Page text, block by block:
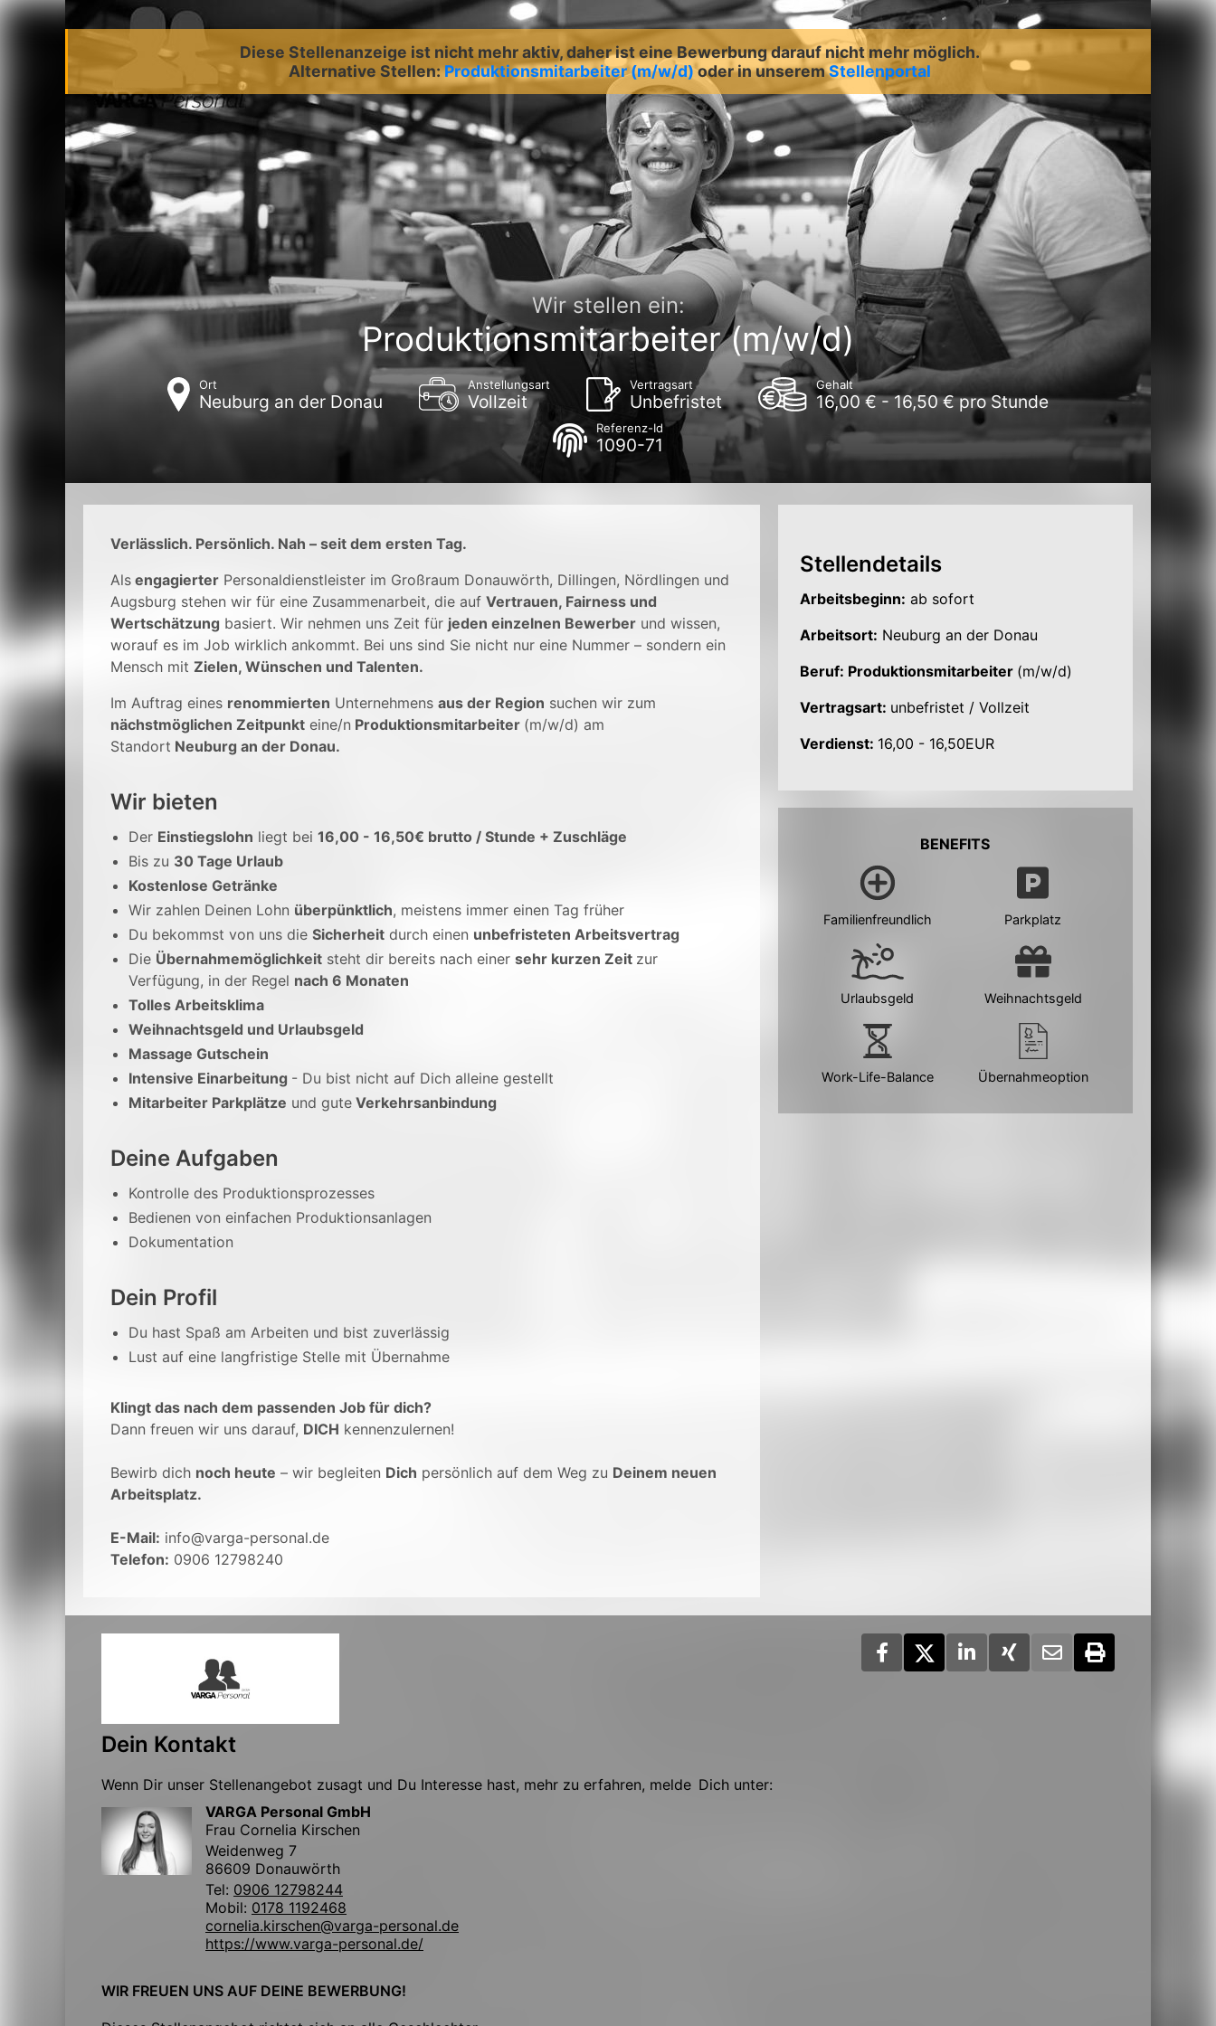
Diese Stellenanzeige ist nicht mehr aktiv, daher ist eine Bewerbung darauf nicht mehr möglich.
Alternative Stellen:Produktionsmitarbeiter (m/w/d) oder in unseremStellenportal
Wir stellen ein:
Produktionsmitarbeiter (m/w/d)
Ort
Neuburg an der Donau
Anstellungsart
Vollzeit
Vertragsart
Unbefristet
Gehalt
16,00 € - 16,50 € pro Stunde
Referenz-Id
1090-71
Verlässlich. Persönlich. Nah – seit dem ersten Tag.
Als engagierter Personaldienstleister im Großraum Donauwörth, Dillingen, Nördlingen und
Augsburg stehen wir für eine Zusammenarbeit, die auf Vertrauen, Fairness und
Wertschätzung basiert. Wir nehmen uns Zeit für jeden einzelnen Bewerber und wissen,
worauf es im Job wirklich ankommt. Bei uns sind Sie nicht nur eine Nummer – sondern ein
Mensch mit Zielen, Wünschen und Talenten.
Im Auftrag eines renommierten Unternehmens aus der Region suchen wir zum
nächstmöglichen Zeitpunkt eine/n Produktionsmitarbeiter (m/w/d) am
Standort Neuburg an der Donau.
Wir bieten
Der Einstiegslohn liegt bei 16,00 - 16,50€ brutto / Stunde + Zuschläge
Bis zu 30 Tage Urlaub
Kostenlose Getränke
Wir zahlen Deinen Lohn überpünktlich, meistens immer einen Tag früher
Du bekommst von uns die Sicherheit durch einen unbefristeten Arbeitsvertrag
Die Übernahmemöglichkeit steht dir bereits nach einer sehr kurzen Zeit zur
Verfügung, in der Regel nach 6 Monaten
Tolles Arbeitsklima
Weihnachtsgeld und Urlaubsgeld
Massage Gutschein
Intensive Einarbeitung - Du bist nicht auf Dich alleine gestellt
Mitarbeiter Parkplätze und gute Verkehrsanbindung
Deine Aufgaben
Kontrolle des Produktionsprozesses
Bedienen von einfachen Produktionsanlagen
Dokumentation
Dein Profil
Du hast Spaß am Arbeiten und bist zuverlässig
Lust auf eine langfristige Stelle mit Übernahme
Klingt das nach dem passenden Job für dich?
Dann freuen wir uns darauf, DICH kennenzulernen!
Bewirb dich noch heute – wir begleiten Dich persönlich auf dem Weg zu Deinem neuen
Arbeitsplatz.
E-Mail: info@varga-personal.de
Telefon: 0906 12798240
Stellendetails
Arbeitsbeginn: ab sofort
Arbeitsort: Neuburg an der Donau
Beruf: Produktionsmitarbeiter (m/w/d)
Vertragsart: unbefristet / Vollzeit
Verdienst: 16,00 - 16,50EUR
BENEFITS
Familienfreundlich Parkplatz
Urlaubsgeld Weihnachtsgeld
Work-Life-Balance Übernahmeoption
Dein Kontakt
Wenn Dir unser Stellenangebot zusagt und Du Interesse hast, mehr zu erfahren, melde Dich unter:
VARGA Personal GmbH
Frau Cornelia Kirschen
Weidenweg 7
86609 Donauwörth
Tel: 0906 12798244
Mobil: 0178 1192468
cornelia.kirschen@varga-personal.de
https://www.varga-personal.de/
WIR FREUEN UNS AUF DEINE BEWERBUNG!